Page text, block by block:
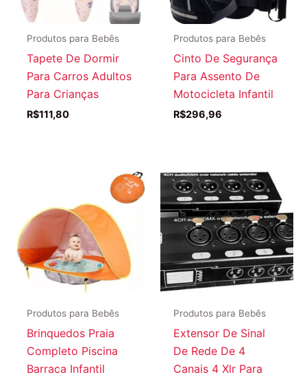
Produtos para Bebês
Tapete De Dormir
Para Carros Adultos
Para Crianças
R$111,80
Produtos para Bebês
Cinto De Segurança
Para Assento De
Motocicleta Infantil
R$296,96
Produtos para Bebês
Brinquedos Praia
Completo Piscina
Barraca Infantil
Produtos para Bebês
Extensor De Sinal
De Rede De 4
Canais 4 Xlr Para